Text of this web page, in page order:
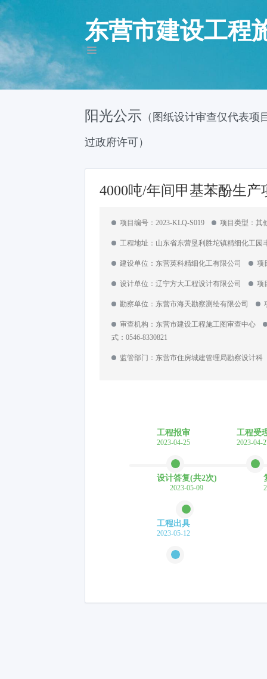
东营市建设工程
阳光公示 （图纸设计审查仅代表
过政府许可）
4000吨/年间甲基苯酚生
项目编号：2023-KLQ-S019 项目类型：
工程地址：山东省东营垦利胜坨镇精细化工园
建设单位：东营英科精细化工有限公司 项
设计单位：辽宁方大工程设计有限公司 项
勘察单位：东营市海天勘察测绘有限公司
审查机构：东营市建设工程施工图审查中心
式：0546-8330821
监管部门：东营市住房城建管理局勘察设计
工程报审
2023-04-25
工程受
2023-04-
设计答复(共2次)
2023-05-09
工程出具
2023-05-12